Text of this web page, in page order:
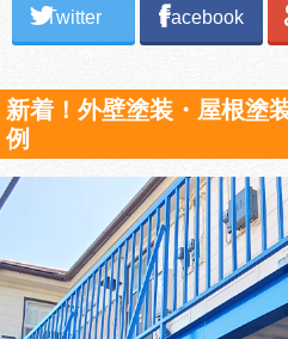
Twitter Facebook
新着！外壁塗装・屋根塗
例